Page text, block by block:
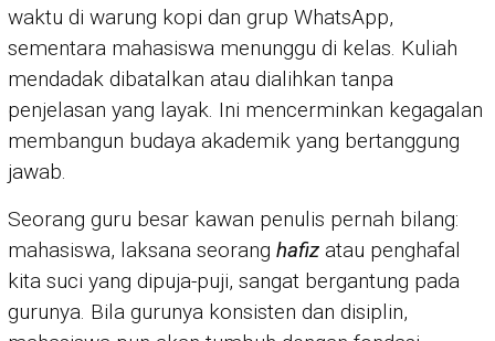
waktu di warung kopi dan grup WhatsApp,
sementara mahasiswa menunggu di kelas. Kuliah
mendadak dibatalkan atau dialihkan tanpa
penjelasan yang layak. Ini mencerminkan kegagalan
membangun budaya akademik yang bertanggung
jawab.
Seorang guru besar kawan penulis pernah bilang:
mahasiswa, laksana seorang hafiz atau penghafal
kita suci yang dipuja-puji, sangat bergantung pada
gurunya. Bila gurunya konsisten dan disiplin,